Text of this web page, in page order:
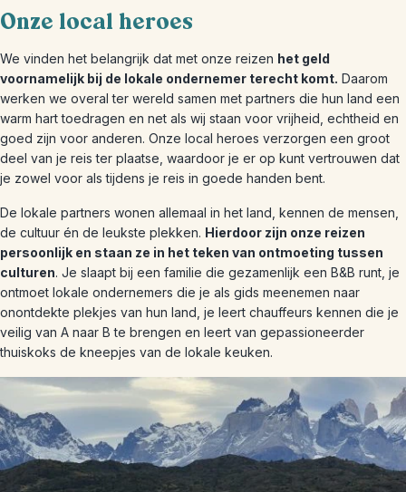
Onze local heroes
We vinden het belangrijk dat met onze reizen het geld
voornamelijk bij de lokale ondernemer terecht komt. Daarom
werken we overal ter wereld samen met partners die hun land een
warm hart toedragen en net als wij staan voor vrijheid, echtheid en
goed zijn voor anderen. Onze local heroes verzorgen een groot
deel van je reis ter plaatse, waardoor je er op kunt vertrouwen dat
je zowel voor als tijdens je reis in goede handen bent.
De lokale partners wonen allemaal in het land, kennen de mensen,
de cultuur én de leukste plekken. Hierdoor zijn onze reizen
persoonlijk en staan ze in het teken van ontmoeting tussen
culturen. Je slaapt bij een familie die gezamenlijk een B&B runt, je
ontmoet lokale ondernemers die je als gids meenemen naar
onontdekte plekjes van hun land, je leert chauffeurs kennen die je
veilig van A naar B te brengen en leert van gepassioneerder
thuiskoks de kneepjes van de lokale keuken.